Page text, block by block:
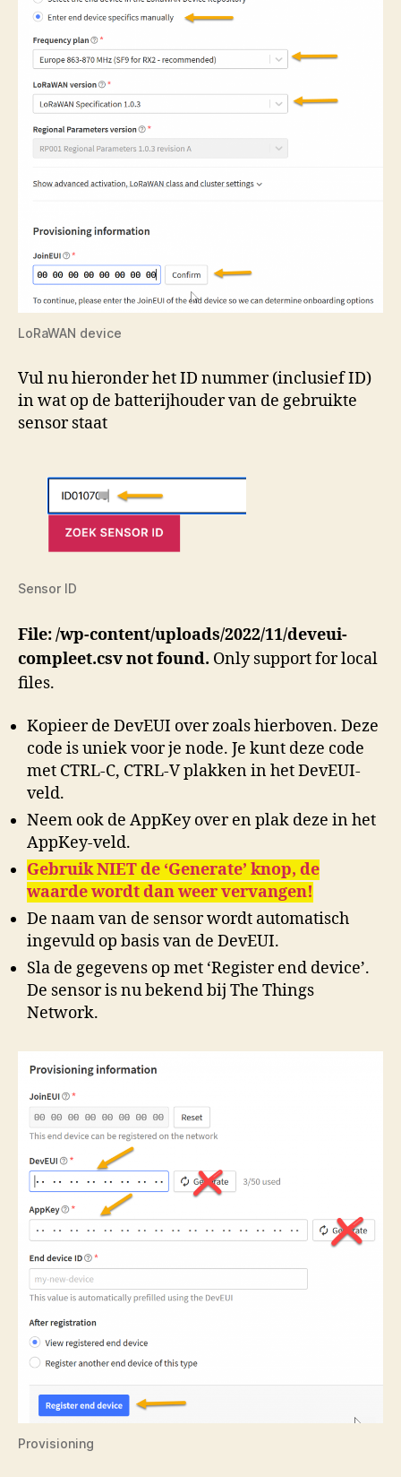
LoRaWAN device
Vul nu hieronder het ID nummer (inclusief ID)
in wat op de batterijhouder van de gebruikte
sensor staat
Sensor ID
File: /wp-content/uploads/2022/11/deveui-
compleet.csv not found. Only support for local
files.
Kopieer de DevEUI over zoals hierboven. Deze
code is uniek voor je node. Je kunt deze code
met CTRL-C, CTRL-V plakken in het DevEUI-
veld.
Neem ook de AppKey over en plak deze in het
AppKey-veld.
Gebruik NIET de ‘Generate’ knop, de
waarde wordt dan weer vervangen!
De naam van de sensor wordt automatisch
ingevuld op basis van de DevEUI.
Sla de gegevens op met ‘Register end device’.
De sensor is nu bekend bij The Things
Network.
Provisioning